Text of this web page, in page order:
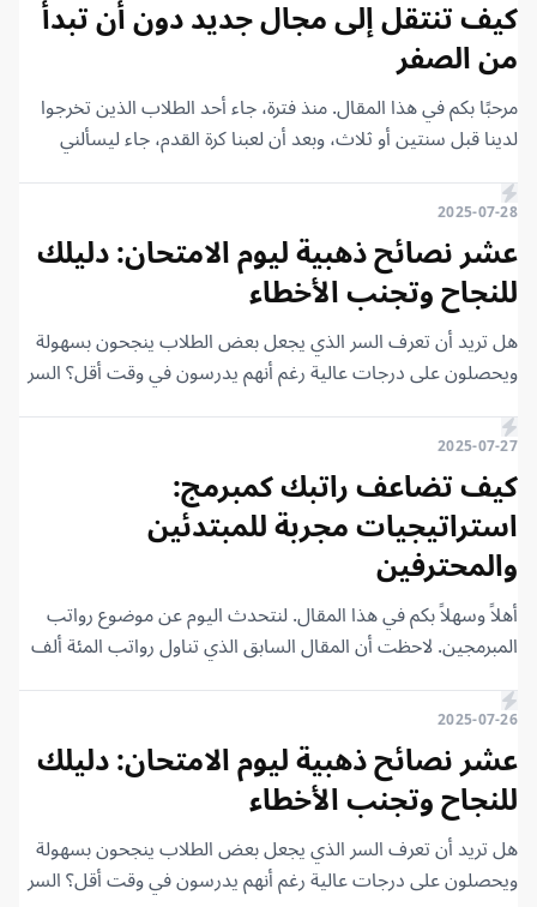
الإنترنت قد لا يناسب وضعي. أتمنى أن أجد نصيحة.”
كيف تنتقل إلى مجال جديد دون أن تبدأ
من الصفر
مرحبًا بكم في هذا المقال. منذ فترة، جاء أحد الطلاب الذين تخرجوا
لدينا قبل سنتين أو ثلاث، وبعد أن لعبنا كرة القدم، جاء ليسألني
في عالم الويب 3”.
2025-07-28
عشر نصائح ذهبية ليوم الامتحان: دليلك
للنجاح وتجنب الأخطاء
هل تريد أن تعرف السر الذي يجعل بعض الطلاب ينجحون بسهولة
ويحصلون على درجات عالية رغم أنهم يدرسون في وقت أقل؟ السر
هذا المقال، سأشارك معك عشر نصائح ذهبية تضمن لك تجاوز
درجات ثمينة. تابع القراءة حتى النهاية، فالنصيحة الأخيرة مهمة جدًا
وقد تكون هي المفتاح الذي يفتح لك باب النجاح والتفوق.
2025-07-27
كيف تضاعف راتبك كمبرمج:
استراتيجيات مجربة للمبتدئين
والمحترفين
أهلاً وسهلاً بكم في هذا المقال. لنتحدث اليوم عن موضوع رواتب
المبرمجين. لاحظت أن المقال السابق الذي تناول رواتب المئة ألف
الموضوع يثير اهتمامكم. لذلك، قررت أن أستكمل الحديث فيه
وأشارككم بعض النقاط الإضافية التي قد تستفيدون منها. الهدف هو
تناول الموضوعات التي تودون قراءتها لتعم الفائدة.
2025-07-26
عشر نصائح ذهبية ليوم الامتحان: دليلك
للنجاح وتجنب الأخطاء
هل تريد أن تعرف السر الذي يجعل بعض الطلاب ينجحون بسهولة
ويحصلون على درجات عالية رغم أنهم يدرسون في وقت أقل؟ السر